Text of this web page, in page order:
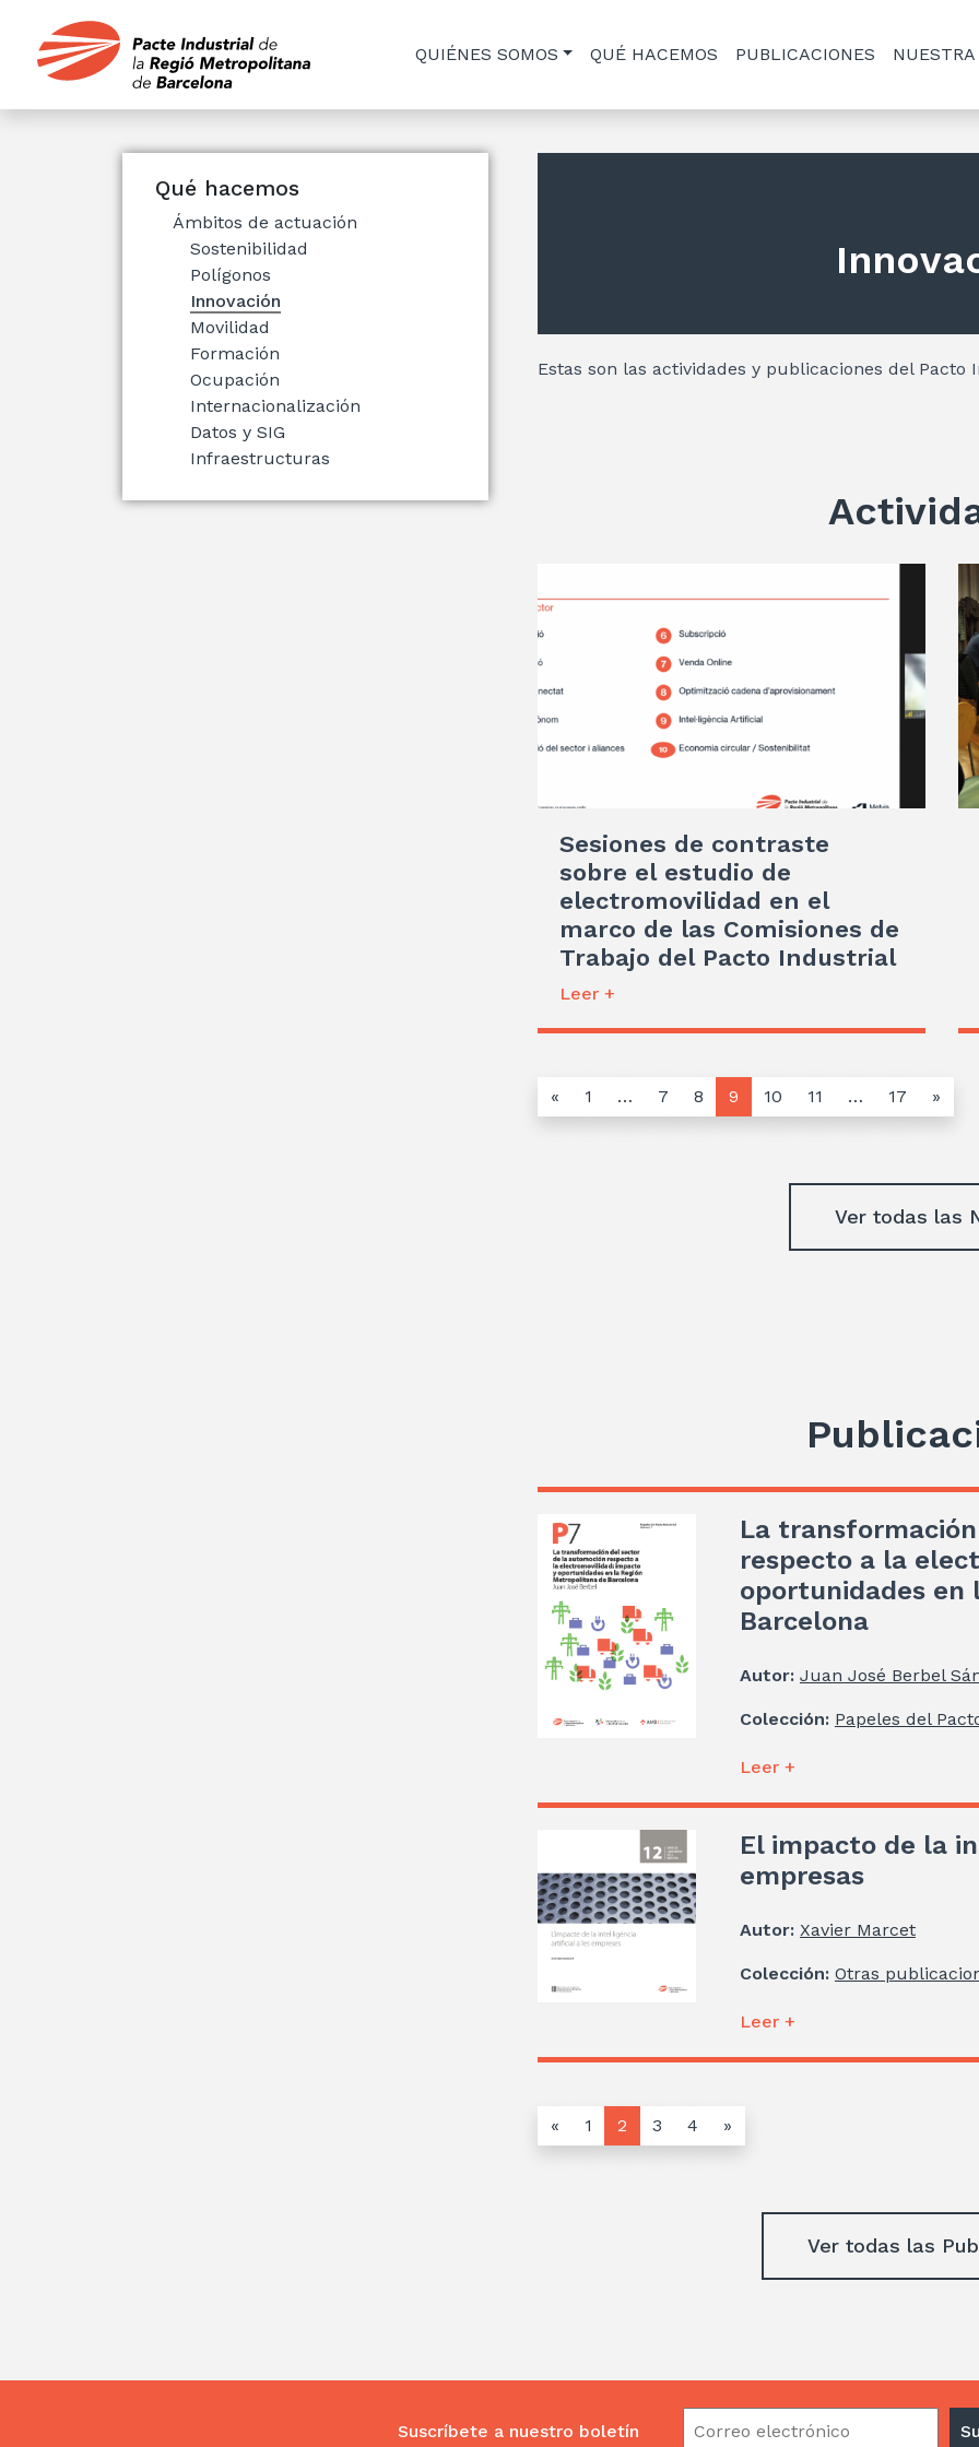
QUIÉNES SOMOS QUÉ HACEMOS PUBLICACIONES NUESTRA
Qué hacemos
Ámbitos de actuación
Sostenibilidad
Polígonos
Innovación
Movilidad
Formación
Ocupación
Internacionalización
Datos y SIG
Infraestructuras
Estas son las actividades y publicaciones del Pacto
Sesiones de contraste
sobre el estudio de
electromovilidad en el
marco de las Comisiones de
Trabajo del Pacto Industrial
Leer +
« 1 … 7 8 9 10 11 … 17 »
Ver todas las
La
respecto a la
oportunidades en
Barcelona
Autor: Juan José Berbel
Colección: Papeles del
Leer +
El impacto de la
empresas
Autor: Xavier Marcet
Colección: Otras
Leer +
« 1 2 3 4 »
Ver todas las
Suscríbete a nuestro boletín